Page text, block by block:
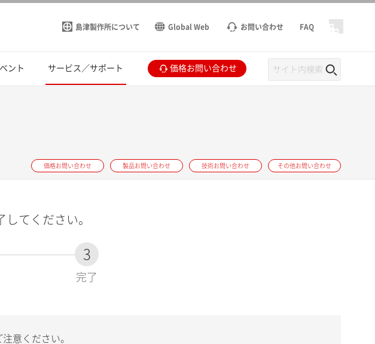
島津製作所について Global Web お問い合わせ FAQ
ント サービス／サポート 価格お問い合わせ
価格お問い合わせ 製品お問い合わせ 技術お問い合わせ その他お問い合わせ
てください。
3
完了
意ください。